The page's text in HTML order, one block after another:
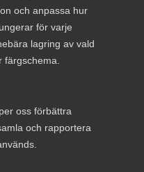
och anpassa hur
för varje
lagring av vald
oss förbättra
och rapportera